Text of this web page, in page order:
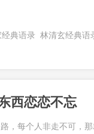
经典语录
林清玄经典语
西恋恋不忘
，每个人非走不可，